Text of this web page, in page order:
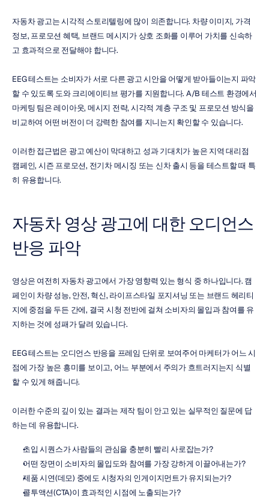
자동차 광고는 시각적 스토리텔링에 많이 의존합니다. 차량 이미지, 가격
정보, 프로모션 혜택, 브랜드 메시지가 상호 조화를 이루어 가치를 신속하
고 효과적으로 전달해야 합니다.
EEG 테스트는 소비자가 서로 다른 광고 시안을 어떻게 받아들이는지 파악
할 수 있도록 도와 크리에이티브 평가를 지원합니다. A/B 테스트 환경에서
마케팅 팀은 레이아웃, 메시지 전략, 시각적 계층 구조 및 프로모션 방식을
비교하여 어떤 버전이 더 강력한 참여를 지니는지 확인할 수 있습니다.
이러한 접근법은 광고 예산이 막대하고 성과 기대치가 높은 지역 대리점
캠페인, 시즌 프로모션, 전기차 메시징 또는 신차 출시 등을 테스트할 때 특
히 유용합니다.
자동차 영상 광고에 대한 오디언스
반응 파악
영상은 여전히 자동차 광고에서 가장 영향력 있는 형식 중 하나입니다. 캠
페인이 차량 성능, 안전, 혁신, 라이프스타일 포지셔닝 또는 브랜드 헤리티
지에 중점을 두든 간에, 결국 시청 전반에 걸쳐 소비자의 몰입과 참여를 유
지하는 것에 성패가 달려 있습니다.
EEG 테스트는 오디언스 반응을 프레임 단위로 보여주어 마케터가 어느 시
점에 가장 높은 흥미를 보이고, 어느 부분에서 주의가 흐트러지는지 식별
할 수 있게 해줍니다.
이러한 수준의 깊이 있는 결과는 제작 팀이 안고 있는 실무적인 질문에 답
하는 데 유용합니다.
초입 시퀀스가 사람들의 관심을 충분히 빨리 사로잡는가?
어떤 장면이 소비자의 몰입도와 참여를 가장 강하게 이끌어내는가?
제품 시연(데모) 중에도 시청자의 인게이지먼트가 유지되는가?
콜투액션(CTA)이 효과적인 시점에 노출되는가?